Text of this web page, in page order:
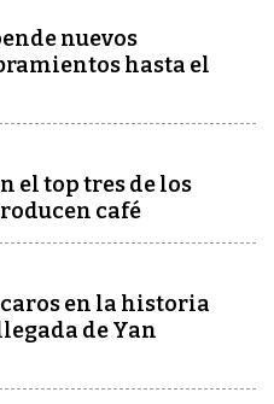
nuevos
hasta el
el top tres de los
café
en la historia
de Yan